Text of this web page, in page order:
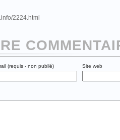
2224.html
(requis - non publié) Site web